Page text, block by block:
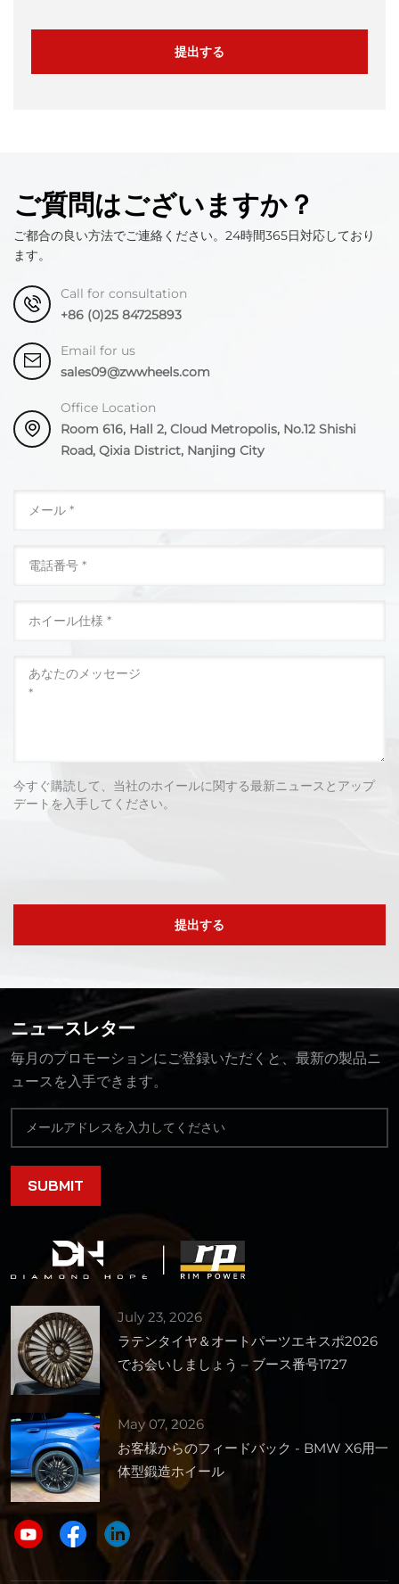
提出する
ご質問はございますか？
ご都合の良い方法でご連絡ください。24時間365日対応しており
ます。
Call for consultation
+86 (0)25 84725893
Email for us
sales09@zwwheels.com
Office Location
Room 616, Hall 2, Cloud Metropolis, No.12 Shishi
Road, Qixia District, Nanjing City
今すぐ購読して、当社のホイールに関する最新ニュースとアップ
デートを入手してください。
提出する
ニュースレター
毎月のプロモーションにご登録いただくと、最新の製品ニ
ュースを入手できます。
July 23, 2026
ラテンタイヤ＆オートパーツエキスポ2026
でお会いしましょう – ブース番号1727
May 07, 2026
お客様からのフィードバック - BMW X6用一
体型鍛造ホイール